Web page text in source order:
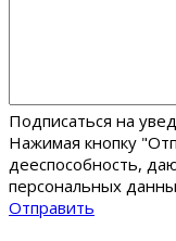
Подписаться на
Нажимая кнопку
дееспособность,
персональных
Отправить